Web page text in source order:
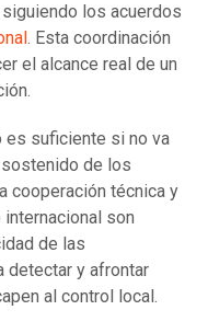
los acuerdos
. Esta coordinación
el alcance real de un
es suficiente si no va
de los
cooperación técnica y
son
de las
detectar y afrontar
al control local.